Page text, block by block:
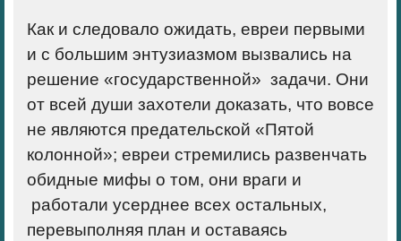
Как и следовало ожидать, евреи первыми
и с большим энтузиазмом вызвались на
решение «государственной» задачи. Они
от всей души захотели доказать, что вовсе
не являются предательской «Пятой
колонной»; евреи стремились развенчать
обидные мифы о том, они враги и
работали усерднее всех остальных,
перевыполняя план и оставаясь